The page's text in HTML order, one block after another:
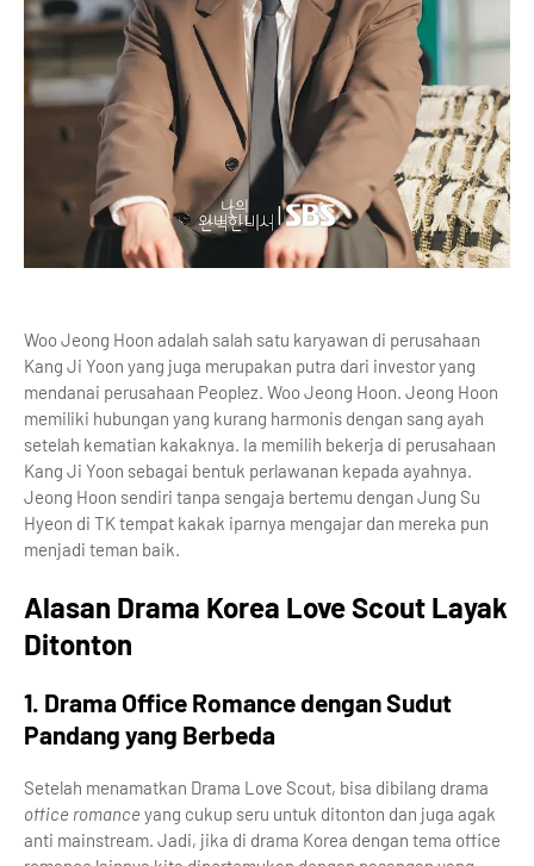
Woo Jeong Hoon adalah salah satu karyawan di perusahaan
Kang Ji Yoon yang juga merupakan putra dari investor yang
mendanai perusahaan Peoplez. Woo Jeong Hoon. Jeong Hoon
memiliki hubungan yang kurang harmonis dengan sang ayah
setelah kematian kakaknya. Ia memilih bekerja di perusahaan
Kang Ji Yoon sebagai bentuk perlawanan kepada ayahnya.
Jeong Hoon sendiri tanpa sengaja bertemu dengan Jung Su
Hyeon di TK tempat kakak iparnya mengajar dan mereka pun
menjadi teman baik.
Alasan Drama Korea Love Scout Layak
Ditonton
1. Drama Office Romance dengan Sudut
Pandang yang Berbeda
Setelah menamatkan Drama Love Scout, bisa dibilang drama
office romance yang cukup seru untuk ditonton dan juga agak
anti mainstream. Jadi, jika di drama Korea dengan tema office